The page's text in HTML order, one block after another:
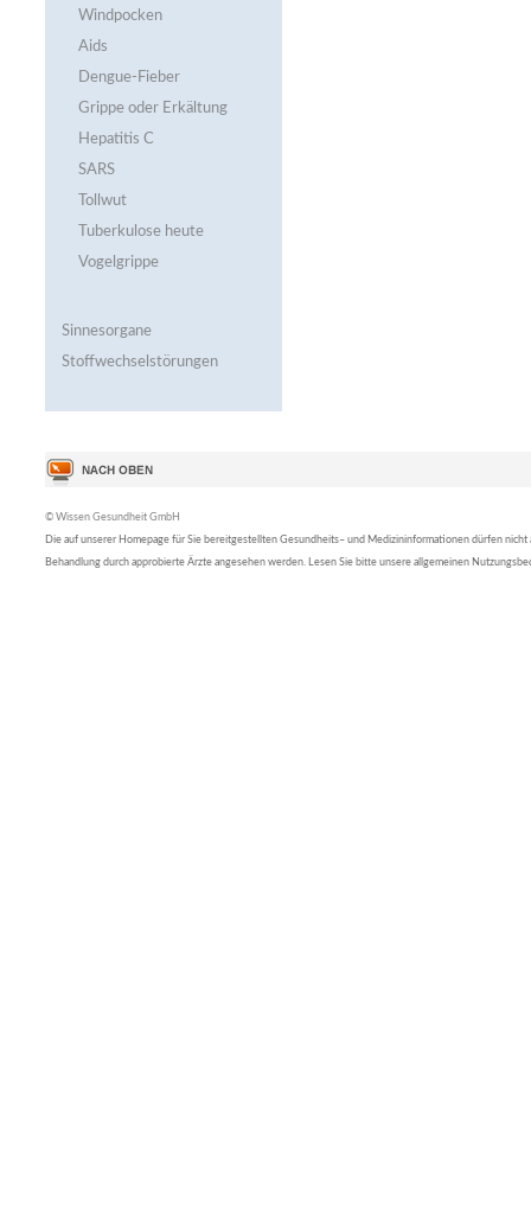
Windpocken
Aids
Dengue-Fieber
Grippe oder Erkältung
Hepatitis C
SARS
Tollwut
Tuberkulose heute
Vogelgrippe
Sinnesorgane
Stoffwechselstörungen
© Wissen Gesundheit GmbH
Die auf unserer Homepage für Sie bereitgestellten Gesundheits– und Medizininformationen dürfen nicht
Behandlung durch approbierte Ärzte angesehen werden. Lesen Sie bitte unsere allgemeinen